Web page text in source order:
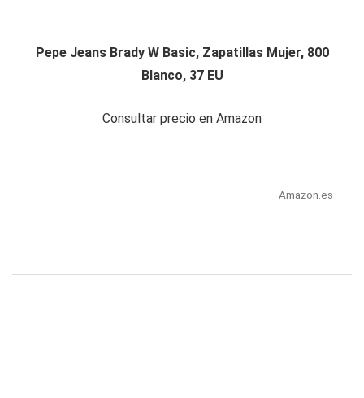
Pepe Jeans Brady W Basic, Zapatillas Mujer, 800
Blanco, 37 EU
Consultar precio en Amazon
Amazon.es